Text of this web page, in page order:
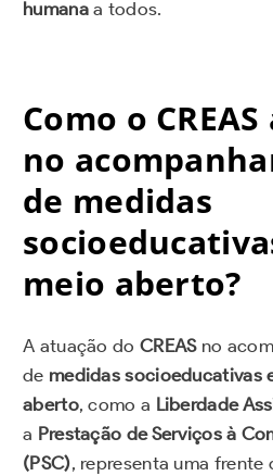
humanaa todos.
Como o
no
de medidas
meio aberto?
A atuação do CREASno
de medidas socioeducativas
aberto, como a Liberdade
a Prestação de Serviços à
(PSC), representa uma frente